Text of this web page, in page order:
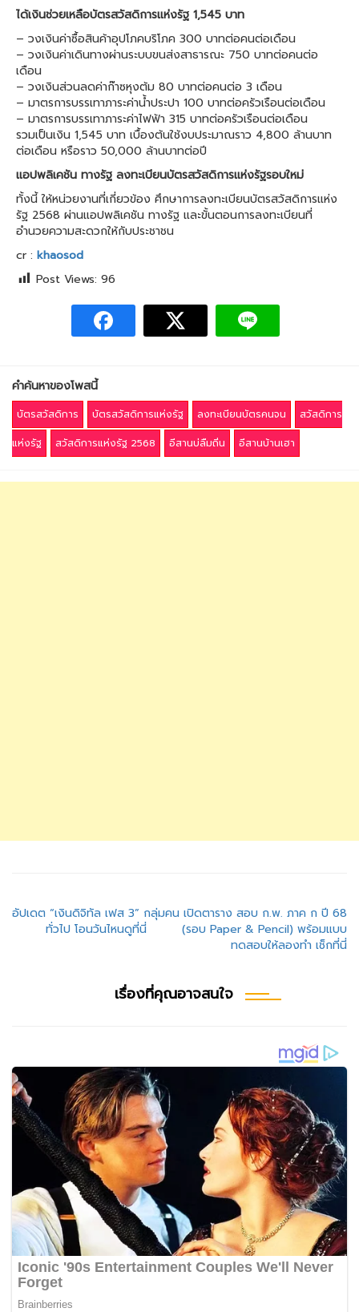
ได้เงินช่วยเหลือบัตรสวัสดิการแห่งรัฐ 1,545 บาท
– วงเงินค่าซื้อสินค้าอุปโภคบริโภค 300 บาทต่อคนต่อเดือน
– วงเงินค่าเดินทางผ่านระบบขนส่งสาธารณะ 750 บาทต่อคนต่อ
เดือน
– วงเงินส่วนลดค่าก๊าซหุงต้ม 80 บาทต่อคนต่อ 3 เดือน
– มาตรการบรรเทาภาระค่าน้ำประปา 100 บาทต่อครัวเรือนต่อเดือน
– มาตรการบรรเทาภาระค่าไฟฟ้า 315 บาทต่อครัวเรือนต่อเดือน
รวมเป็นเงิน 1,545 บาท เบื้องต้นใช้งบประมาณราว 4,800 ล้านบาท
ต่อเดือน หรือราว 50,000 ล้านบาทต่อปี
แอปพลิเคชัน ทางรัฐ ลงทะเบียนบัตรสวัสดิการแห่งรัฐรอบใหม่
ทั้งนี้ ให้หน่วยงานที่เกี่ยวข้อง ศึกษาการลงทะเบียนบัตรสวัสดิการแห่ง
รัฐ 2568 ผ่านแอปพลิเคชัน ทางรัฐ และขั้นตอนการลงทะเบียนที่
อำนวยความสะดวกให้กับประชาชน
cr : khaosod
Post Views: 96
คำค้นหาของโพสนี้
บัตรสวัสดิการ บัตรสวัสดิการแห่งรัฐ ลงทะเบียนบัตรคนจน
สวัสดิการ
แห่งรัฐ
สวัสดิการแห่งรัฐ 2568 อีสานบ่ลืมถิ่น อีสานบ้านเฮา
แนะแนว
เรื่อง
อัปเดต “เงินดิจิทัล เฟส 3” กลุ่มคน
ทั่วไป โอนวันไหนดูที่นี่
เปิดตาราง สอบ ก.พ. ภาค ก ปี 68
(รอบ Paper & Pencil) พร้อมแบบ
ทดสอบให้ลองทำ เช็กที่นี่
เรื่องที่คุณอาจสนใจ